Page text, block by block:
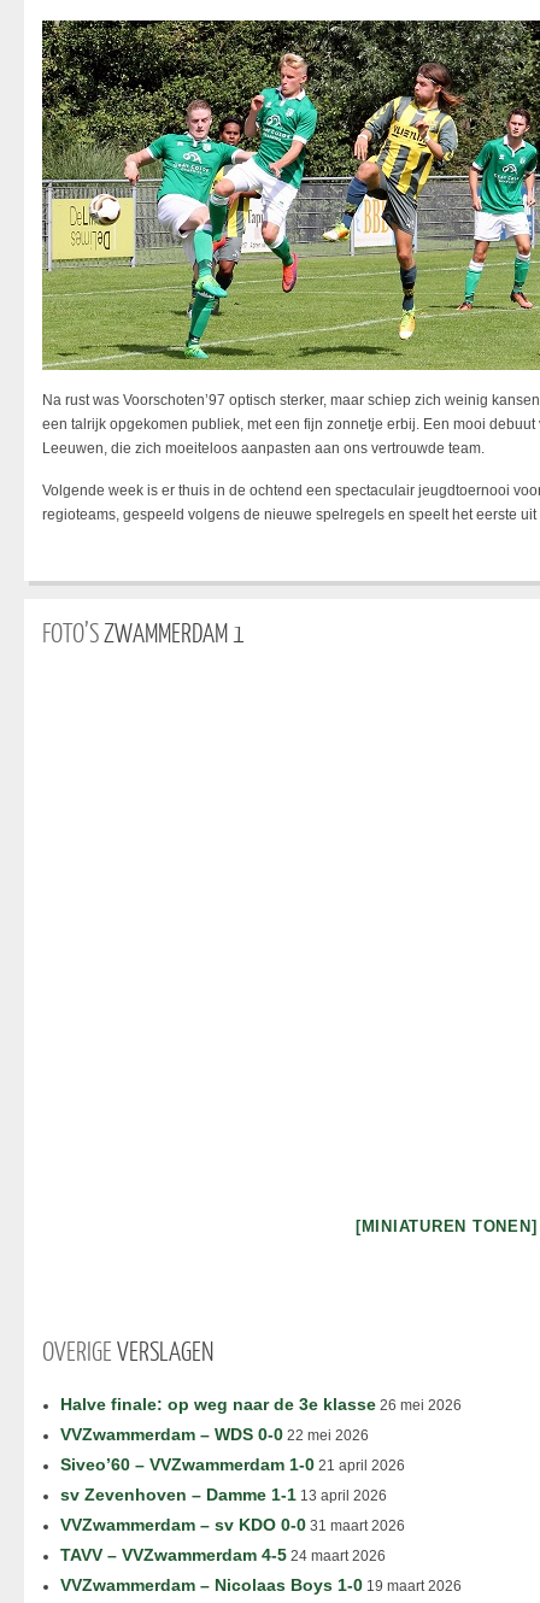
Na rust was Voorschoten’97 optisch sterker, maar schiep zich weinig
een talrijk opgekomen publiek, met een fijn zonnetje erbij. Een mooi
Leeuwen, die zich moeiteloos aanpasten aan ons vertrouwde team.
Volgende week is er thuis in de ochtend een spectaculair jeugdtoernooi
regioteams, gespeeld volgens de nieuwe spelregels en speelt het eerste
FOTO’SZWAMMERDAM 1
[MINIATUREN TONEN]
OVERIGEVERSLAGEN
Halve finale: op weg naar de 3e klasse 26 mei 2026
VVZwammerdam – WDS 0-0 22 mei 2026
Siveo’60 – VVZwammerdam 1-0 21 april 2026
sv Zevenhoven – Damme 1-1 13 april 2026
VVZwammerdam – sv KDO 0-0 31 maart 2026
TAVV – VVZwammerdam 4-5 24 maart 2026
VVZwammerdam – Nicolaas Boys 1-0 19 maart 2026